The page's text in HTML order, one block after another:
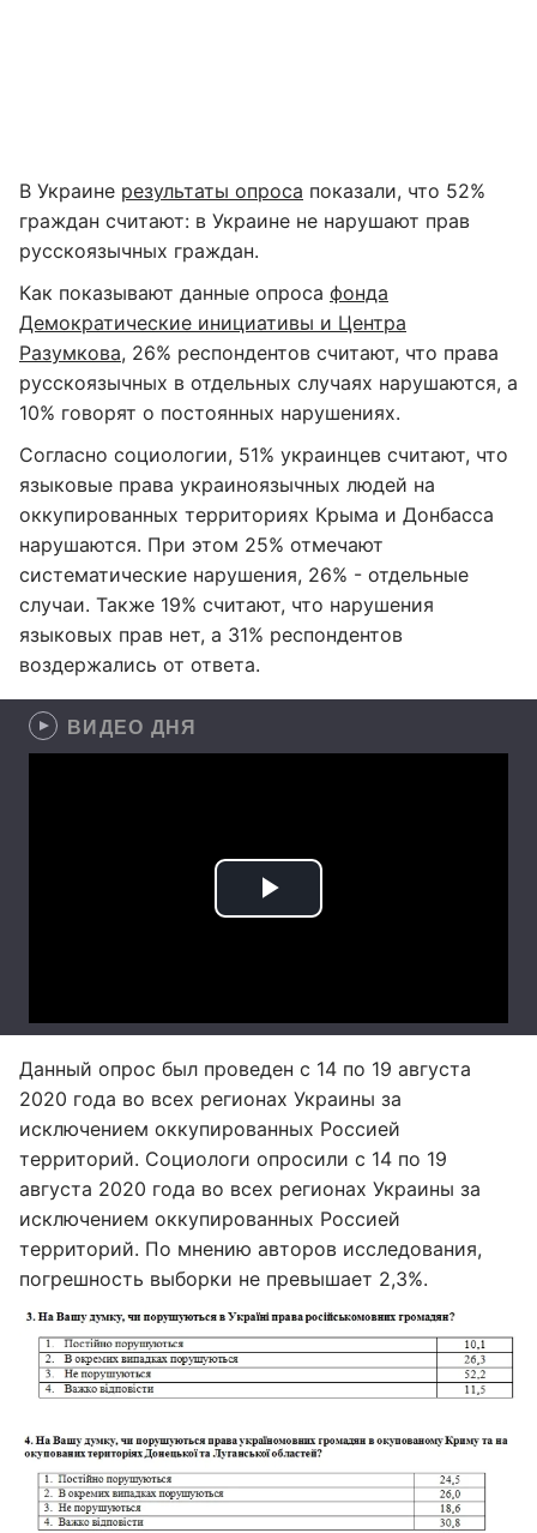
В Украине результаты опроса показали, что 52%
граждан считают: в Украине не нарушают прав
русскоязычных граждан.
Как показывают данные опроса фонда
Демократические инициативы и Центра
Разумкова, 26% респондентов считают, что права
русскоязычных в отдельных случаях нарушаются, а
10% говорят о постоянных нарушениях.
Согласно социологии, 51% украинцев считают, что
языковые права украиноязычных людей на
оккупированных территориях Крыма и Донбасса
нарушаются. При этом 25% отмечают
систематические нарушения, 26% - отдельные
случаи. Также 19% считают, что нарушения
языковых прав нет, а 31% респондентов
воздержались от ответа.
ВИДЕО ДНЯ
Данный опрос был проведен с 14 по 19 августа
2020 года во всех регионах Украины за
исключением оккупированных Россией
территорий. Социологи опросили с 14 по 19
августа 2020 года во всех регионах Украины за
исключением оккупированных Россией
территорий. По мнению авторов исследования,
погрешность выборки не превышает 2,3%.